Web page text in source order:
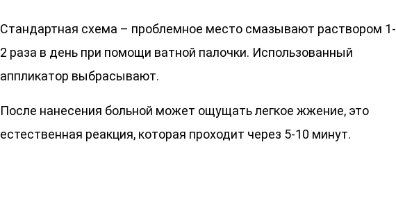
Стандартная схема – проблемное место смазывают раствором 1-
2 раза в день при помощи ватной палочки. Использованный
аппликатор выбрасывают.
После нанесения больной может ощущать легкое жжение, это
естественная реакция, которая проходит через 5-10 минут.